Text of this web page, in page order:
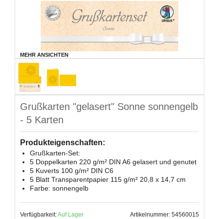
MEHR ANSICHTEN
Grußkarten "gelasert" Sonne sonnengelb
- 5 Karten
Produkteigenschaften:
Grußkarten-Set:
5 Doppelkarten 220 g/m² DIN A6 gelasert und genutet
5 Kuverts 100 g/m² DIN C6
5 Blatt Transparentpapier 115 g/m² 20,8 x 14,7 cm
Farbe: sonnengelb
Verfügbarkeit:Auf Lager
Artikelnummer: 54560015